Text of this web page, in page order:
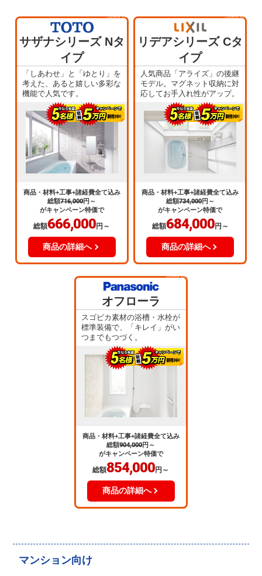
サザナシリーズ Nタ
イプ
「しあわせ」と「ゆとり」を
考えた、あると嬉しい多彩な
機能で人気です。
商品・材料+工事+諸経費全て込み
総額716,000円～
がキャンペーン特価で
総額666,000円～
商品の詳細へ
リデアシリーズ Cタ
イプ
人気商品「アライズ」の後継
モデル。マグネット収納に対
応してお手入れ性がアップ。
商品・材料+工事+諸経費全て込み
総額734,000円～
がキャンペーン特価で
総額684,000円～
商品の詳細へ
オフローラ
スゴピカ素材の浴槽・水栓が
標準装備で、「キレイ」がい
つまでもつづく。
商品・材料+工事+諸経費全て込み
総額904,000円～
がキャンペーン特価で
総額854,000円～
商品の詳細へ
当店人気
マンション向け